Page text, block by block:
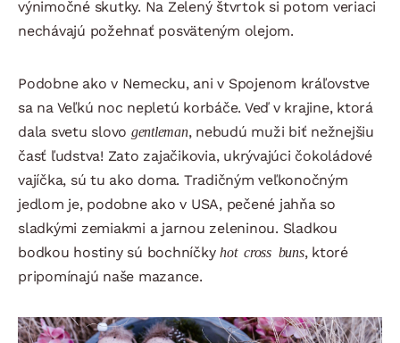
výnimočné skutky. Na Zelený štvrtok si potom veriaci
nechávajú požehnať posväteným olejom.
Podobne ako v Nemecku, ani v Spojenom kráľovstve
sa na Veľkú noc nepletú korbáče. Veď v krajine, ktorá
dala svetu slovo gentleman, nebudú muži biť nežnejšiu
časť ľudstva! Zato zajačikovia, ukrývajúci čokoládové
vajíčka, sú tu ako doma. Tradičným veľkonočným
jedlom je, podobne ako v USA, pečené jahňa so
sladkými zemiakmi a jarnou zeleninou. Sladkou
bodkou hostiny sú bochníčky hot cross buns, ktoré
pripomínajú naše mazance.